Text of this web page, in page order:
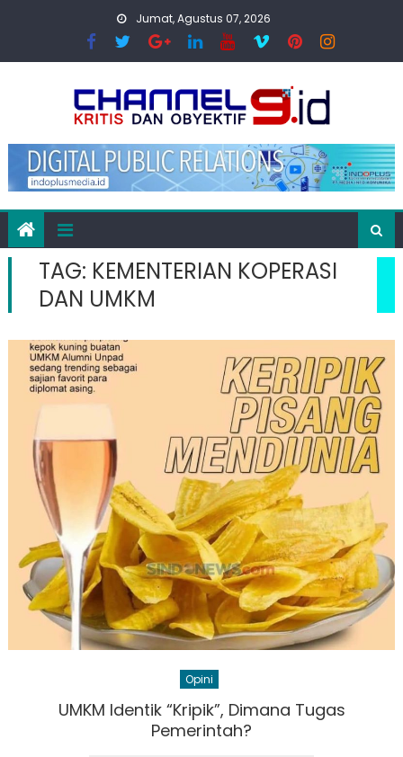
Jumat, Agustus 07, 2026
TAG: KEMENTERIAN KOPERASI
DAN UMKM
Opini
UMKM Identik “Kripik”, Dimana Tugas
Pemerintah?